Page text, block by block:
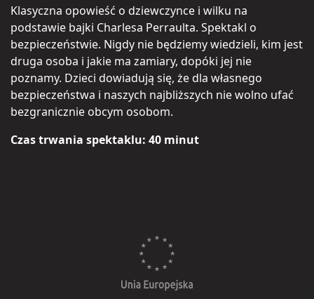
Klasyczna opowieść o dziewczynce i wilku na
podstawie bajki Charlesa Perraulta. Spektakl o
bezpieczeństwie. Nigdy nie będziemy wiedzieli, kim jest
druga osoba i jakie ma zamiary, dopóki jej nie
poznamy. Dzieci dowiadują się, że dla własnego
bezpieczeństwa i naszych najbliższych nie wolno ufać
bezgranicznie obcym osobom.
Czas trwania spektaklu: 40 minut